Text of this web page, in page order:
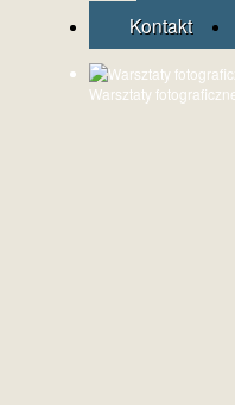
Kontakt
Warsztaty